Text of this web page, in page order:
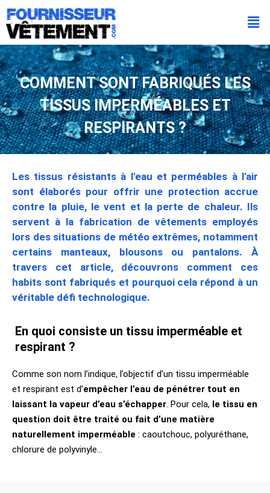
COMMENT SONT FABRIQUÉS LES
TISSUS IMPERMÉABLES ET
RESPIRANTS ?
Les tissus résistants à l'eau et perméables à l'air
sont élaborés pour offrir une protection accrue
contre la pluie, le vent et la perte de chaleur. Ils
servent à la fabrication de vêtements employés
lors des situations de météo extrêmes, notamment
certains manteaux, blousons ou pantalons. À
travers cet article, découvrons comment ces
habits sont fabriqués et pourquoi cela répond à un
véritable défi technologique.
En quoi consiste un tissu imperméable et
respirant ?
Comme son nom l’indique, l’objectif d’un tissu imperméable
et respirant est d’empêcher l’eau de pénétrer tout en
laissant la vapeur d’eau s’échapper. Pour cela, le tissu en
question doit être traité ou fait d’une matière
naturellement imperméable : caoutchouc, polyuréthane,
chlorure de polyvinyle…